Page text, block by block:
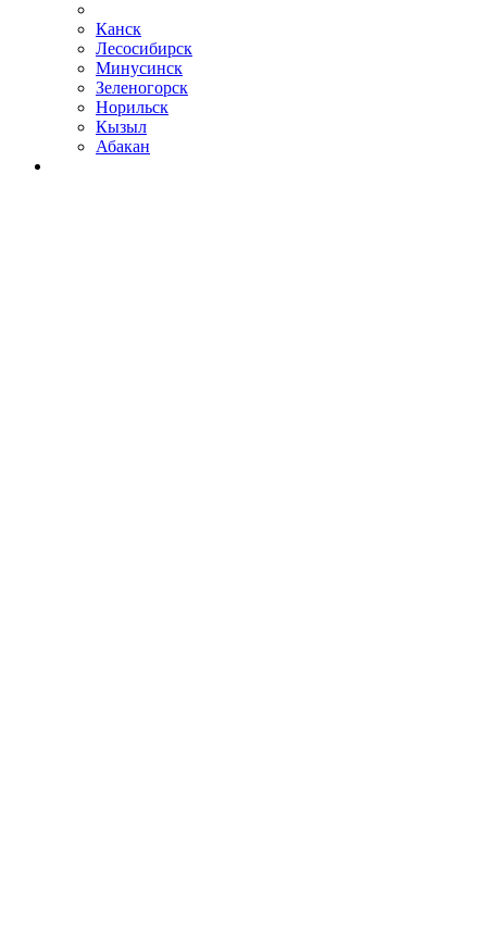
Канск
Лесосибирск
Минусинск
Зеленогорск
Норильск
Кызыл
Абакан